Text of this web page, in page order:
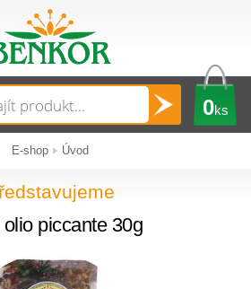
0ks
E-shop Úvod
piccante 30g